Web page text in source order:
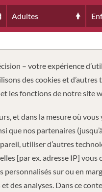
Adultes
– votre expérience
des cookies et
les fonctions de notre site
et dans la mesure où
que nos partenaires
utiliser d’autres
[par ex. adresse IP]
personnalisés sur ou en
et des analyses. Dans ce